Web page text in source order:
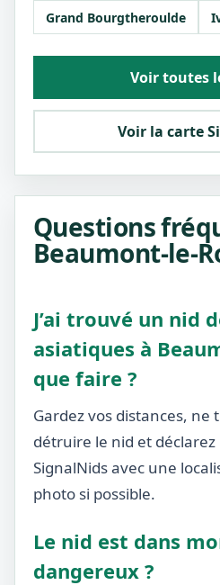
Grand Bourgtheroulde
Voir toutes
Voir la carte
Questions
Beaumont-le-
J’ai trouvé un nid
asiatiques à
que faire ?
Gardez vos distances, ne
détruire le nid et déclarez
SignalNids avec une
photo si possible.
Le nid est dans
dangereux ?